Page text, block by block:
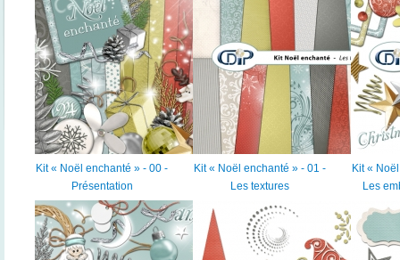
Kit « Noël enchanté » - 00 -
Présentation
Kit « Noël enchanté » - 01 -
Les textures
Kit «
Les